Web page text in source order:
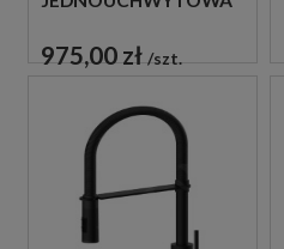
975,00 zł szt.